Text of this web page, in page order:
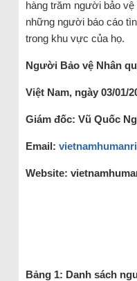
hàng trăm người bảo vệ
những người báo cáo
trong khu vực của họ.
Người Bảo vệ Nhân
Việt Nam, ngày 03/01/
Giám đốc: Vũ Quốc
Email:
Website:
Bảng 1: Danh sách